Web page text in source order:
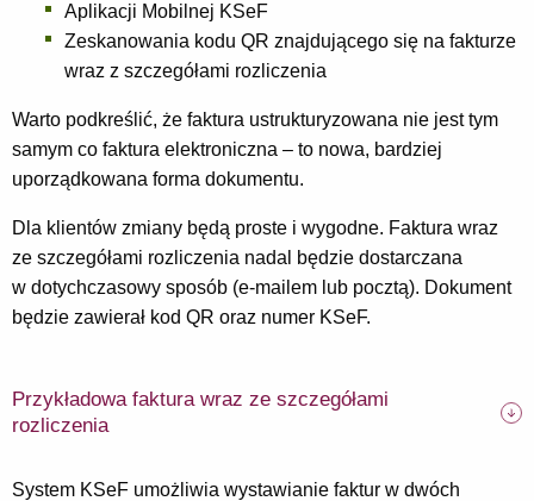
Aplikacji Mobilnej KSeF
Zeskanowania kodu QR znajdującego się na fakturze
wraz z szczegółami rozliczenia
Warto podkreślić, że faktura ustrukturyzowana nie jest tym
samym co faktura elektroniczna – to nowa, bardziej
uporządkowana forma dokumentu.
Dla klientów zmiany będą proste i wygodne. Faktura wraz
ze szczegółami rozliczenia nadal będzie dostarczana
w dotychczasowy sposób (e-mailem lub pocztą). Dokument
będzie zawierał kod QR oraz numer KSeF.
Przykładowa faktura wraz ze szczegółami
rozliczenia
System KSeF umożliwia wystawianie faktur w dwóch